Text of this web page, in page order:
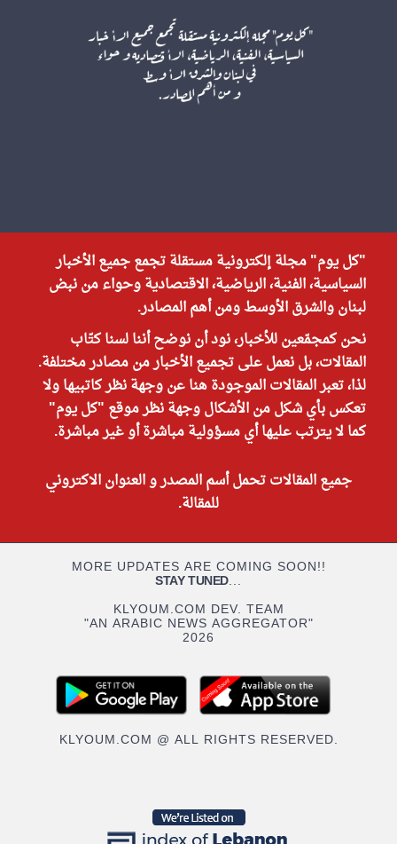
"كل يوم" مجلة إلكترونية مستقلة تجمع جميع الأخبار
السياسية، الفنية، الرياضية، الاقتصادية وحواء من نبض
لبنان والشرق الأوسط ومن أهم المصادر.
نحن كمجمّعين للأخبار، نود أن نوضح أننا لسنا كتّاب
المقالات، بل نعمل على تجميع الأخبار من مصادر مختلفة.
لذا، تعبر المقالات الموجودة هنا عن وجهة نظر كاتبيها ولا
تعكس بأي شكل من الأشكال وجهة نظر موقع "كل يوم"
كما لا يترتب عليها أي مسؤولية مباشرة أو غير مباشرة.
جميع المقالات تحمل أسم المصدر و العنوان الاكتروني
للمقالة.
MORE UPDATES ARE COMING SOON!!
STAY TUNED...
KLYOUM.COM DEV. TEAM
"AN ARABIC NEWS AGGREGATOR"
2026
KLYOUM.COM @ ALL RIGHTS RESERVED.